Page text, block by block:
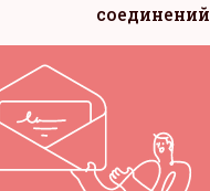
соединений